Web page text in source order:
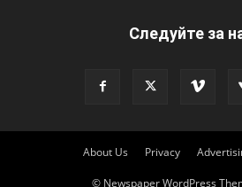
Следуйте за
About Us Privacy
© Newspaper WordPress